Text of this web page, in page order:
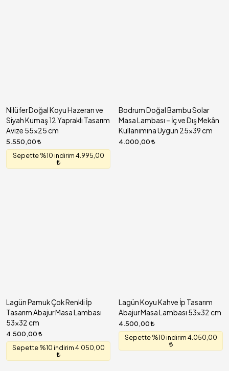
Nilüfer Doğal Koyu Hazeran ve
Siyah Kumaş 12 Yapraklı Tasarım
Avize 55x25 cm
5.550,00
Sepette %10 indirim 4.995,00
Bodrum Doğal Bambu Solar
Masa Lambası – İç ve Dış Mekân
Kullanımına Uygun 25x39 cm
4.000,00
Lagün Pamuk Çok Renkli İp
Tasarım Abajur Masa Lambası
53x32 cm
4.500,00
Sepette %10 indirim 4.050,00
Lagün Koyu Kahve İp Tasarım
Abajur Masa Lambası 53x32 cm
4.500,00
Sepette %10 indirim 4.050,00